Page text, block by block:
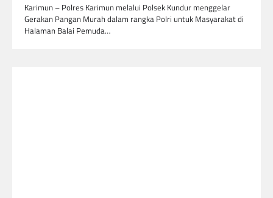
Karimun – Polres Karimun melalui Polsek Kundur menggelar
Gerakan Pangan Murah dalam rangka Polri untuk Masyarakat di
Halaman Balai Pemuda…